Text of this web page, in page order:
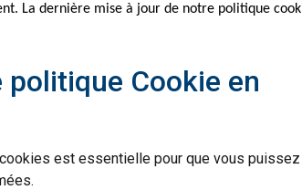
La dernière mise à jour de notre politique
Cookie en
est essentielle pour que vous